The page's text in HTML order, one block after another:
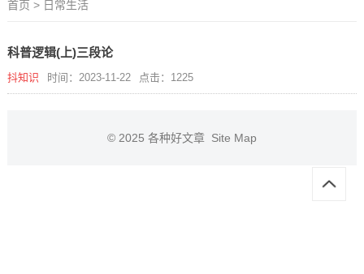
首页 > 日常生活
科普逻辑(上)三段论
抖知识 时间：2023-11-22 点击：1225
© 2025 各种好文章 Site Map